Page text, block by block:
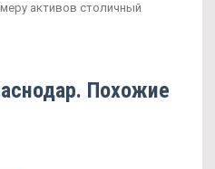
активов столичный
Похожие